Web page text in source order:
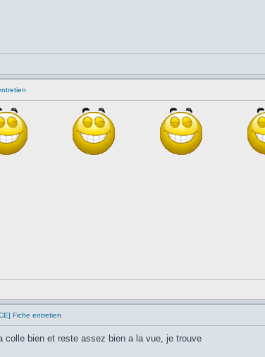
Fiche entretien
colle bien et reste assez bien a la vue, je trouve